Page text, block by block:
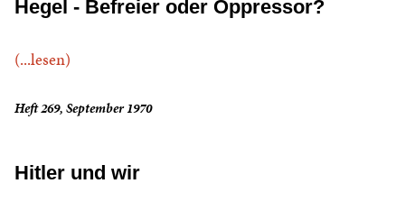
Hegel - Befreier oder Oppressor?
(...lesen)
Heft 269, September 1970
Hitler und wir